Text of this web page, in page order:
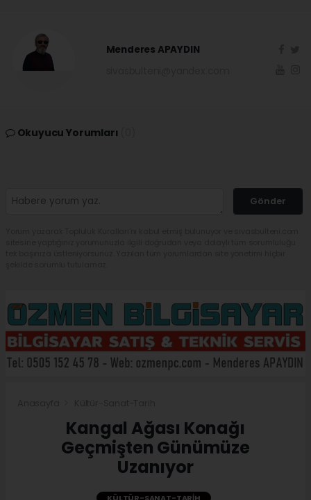
Menderes APAYDIN
Okuyucu Yorumları
Gönder
Kangal Ağası Konağı
Geçmişten Günümüze
Uzanıyor